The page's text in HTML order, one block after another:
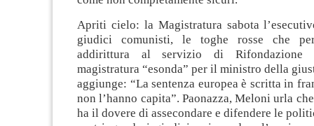
Apriti cielo: la Magistratura sabota
giudici comunisti, le toghe rosse che
addirittura al servizio di Rifondazione
magistratura “esonda” per il ministro della
aggiunge: “La sentenza europea è scritta in
non l’hanno capita”. Paonazza, Meloni urla
ha il dovere di assecondare e difendere le